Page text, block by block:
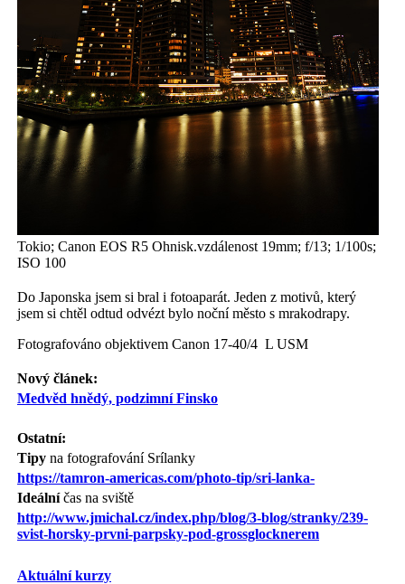
Tokio; Canon EOS R5 Ohnisk.vzdálenost 19mm; f/13; 1/100s;
ISO 100
Do Japonska jsem si bral i fotoaparát. Jeden z motivů, který
jsem si chtěl odtud odvézt bylo noční město s mrakodrapy.
Fotografováno objektivem Canon 17-40/4 L USM
Nový článek:
Medvěd hnědý, podzimní Finsko
Ostatní:
Tipy na fotografování Srílanky
https://tamron-americas.com/photo-tip/sri-lanka-
Ideálníčas na sviště
http://www.jmichal.cz/index.php/blog/3-blog/stranky/239-
svist-horsky-prvni-parpsky-pod-grossglocknerem
Aktuální kurzy